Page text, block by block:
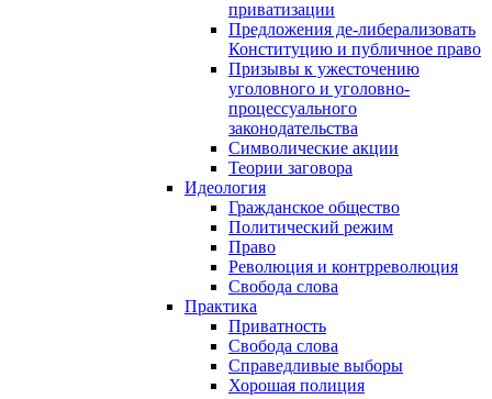
приватизации
Предложения де-либерализовать
Конституцию и публичное право
Призывы к ужесточению
уголовного и уголовно-
процессуального
законодательства
Символические акции
Теории заговора
Идеология
Гражданское общество
Политический режим
Право
Революция и контрреволюция
Свобода слова
Практика
Приватность
Свобода слова
Справедливые выборы
Хорошая полиция